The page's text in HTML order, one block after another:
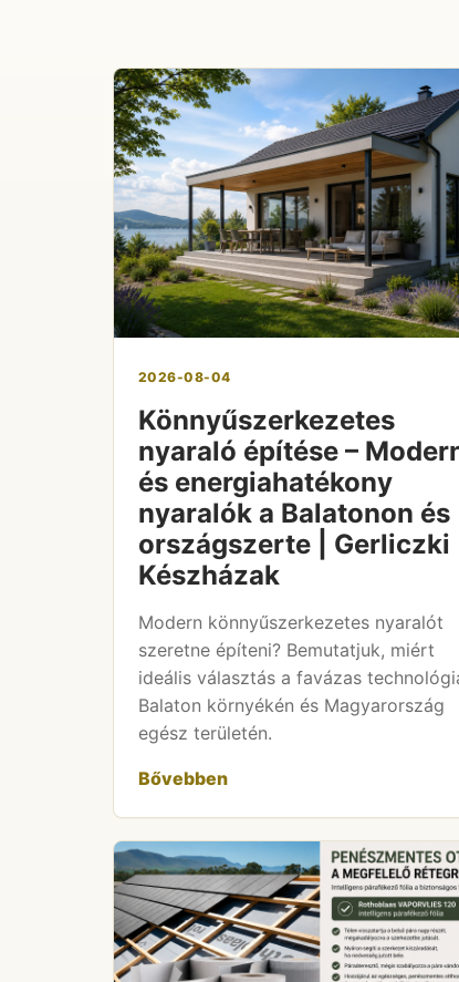
2026-08-04
Könnyűszerkezetes
nyaraló építése –
és energiahatékony
nyaralók a Balatonon és
országszerte | Gerliczki
Készházak
Modern könnyűszerkezetes nyaralót
szeretne építeni? Bemutatjuk, miért
ideális választás a favázas
Balaton környékén és Magyarország
egész területén.
Bővebben